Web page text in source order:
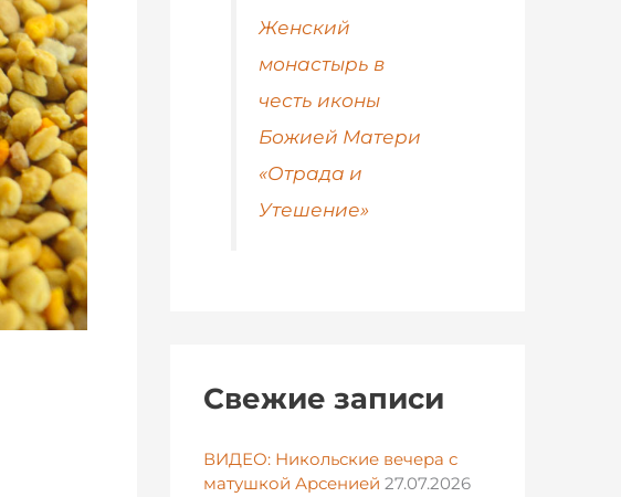
Женский
монастырь в
честь иконы
Божией Матери
«Отрада и
Утешение»
Свежие записи
ВИДЕО: Никольские вечера с
матушкой Арсенией 27.07.2026